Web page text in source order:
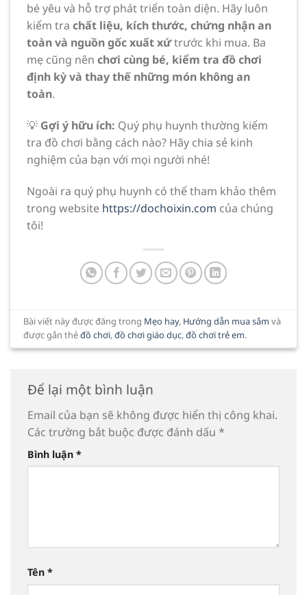
bé yêu và hỗ trợ phát triển toàn diện. Hãy luôn
kiểm tra chất liệu, kích thước, chứng nhận an
toàn và nguồn gốc xuất xứtrước khi mua. Ba
mẹ cũng nên chơi cùng bé, kiểm tra đồ chơi
định kỳ và thay thế những món không an
toàn.
💡 Gợi ý hữu ích: Quý phụ huynh thường kiểm
tra đồ chơi bằng cách nào? Hãy chia sẻ kinh
nghiệm của bạn với mọi người nhé!
Ngoài ra quý phụ huynh có thể tham khảo thêm
trong website https://dochoixin.com của chúng
tôi!
Bài viết này được đăng trong Mẹo hay, Hướng dẫn mua sắm và
được gắn thẻđồ chơi,đồ chơi giáo dục,đồ chơi trẻ em.
Để lại một bình luận
Email của bạn sẽ không được hiển thị công khai.
Các trường bắt buộc được đánh dấu *
Bình luận *
Tên *